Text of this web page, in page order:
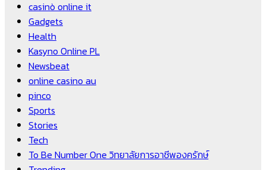
casinò online it
Gadgets
Health
Kasyno Online PL
Newsbeat
online casino au
pinco
Sports
Stories
Tech
To Be Number One วิทยาลัยการอาชีพองครักษ์